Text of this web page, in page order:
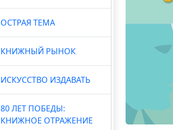
ОСТРАЯ ТЕМА
КНИЖНЫЙ РЫНОК
ИСКУССТВО ИЗДАВАТЬ
80 ЛЕТ ПОБЕДЫ:
КНИЖНОЕ ОТРАЖЕНИЕ